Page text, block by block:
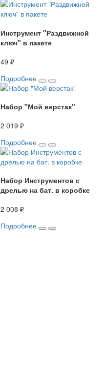
Инструмент "Раздвижной
ключ" в пакете
49 ₽
Подробнее
Набор "Мой верстак"
2 019 ₽
Подробнее
Набор Инструментов с
дрелью на бат. в коробке
2 008 ₽
Подробнее